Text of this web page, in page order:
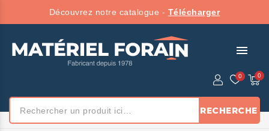
Découvrez notre catalogue - Télécharger
menu
RECHERCHE